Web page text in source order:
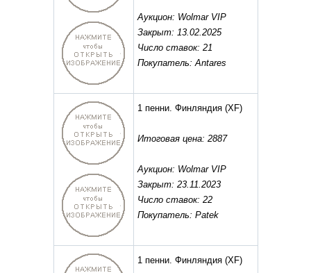
Аукцион: Wolmar VIP
Закрыт: 13.02.2025
Число ставок: 21
Покупатель: Antares
1 пенни. Финляндия(XF)
Итоговая цена: 2887
Аукцион: Wolmar VIP
Закрыт: 23.11.2023
Число ставок: 22
Покупатель: Patek
1 пенни. Финляндия(XF)